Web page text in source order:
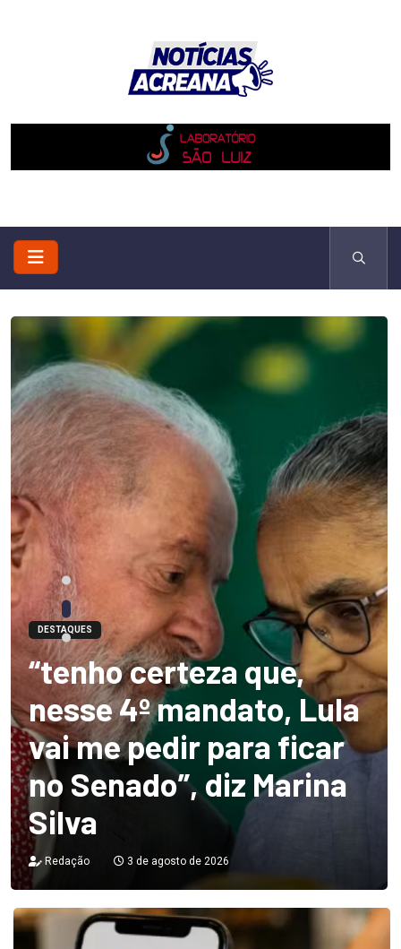
DESTAQUES
“tenho certeza que,
nesse 4º mandato, Lula
vai me pedir para ficar
no Senado”, diz Marina
Silva
Redação 3 de agosto de 2026